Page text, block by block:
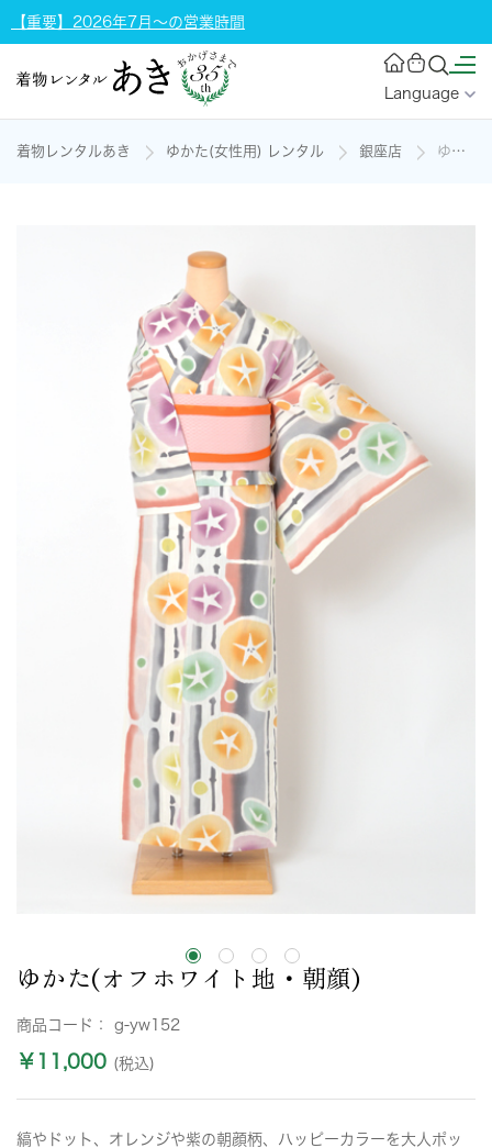
【重要】2026年7月～の営業時間
Language
着物レンタルあき ゆかた(女性用) レンタル 銀座店 ゆかた(オフホワイト地・朝顔)の着物レンタル
ゆかた(オフホワイト地・朝顔)
商品コード： g-yw152
￥11,000 (税込)
縞やドット、オレンジや紫の朝顔柄、ハッピーカラーを大人ポッ